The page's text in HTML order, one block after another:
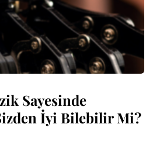
Sayesinde
İyi Bilebilir Mi?